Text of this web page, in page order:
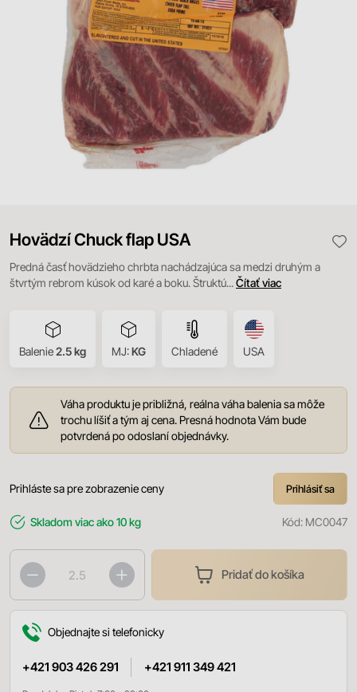
Hovädzí Chuck flap USA
Predná časť hovädzieho chrbta nachádzajúca sa medzi druhým a
štvrtým rebrom kúsok od karé a boku. Štruktú...Čítať viac
Balenie2.5 kg MJ:KG Chladené USA
Váha produktu je približná, reálna váha balenia sa môže
trochu líšiť a tým aj cena. Presná hodnota Vám bude
potvrdená po odoslaní objednávky.
Prihláste sa pre zobrazenie ceny Prihlásiť sa
Skladom viac ako 10 kg Kód: MC0047
Pridať do košíka
Objednajte si telefonicky
+421 903 426 291 +421 911 349 421